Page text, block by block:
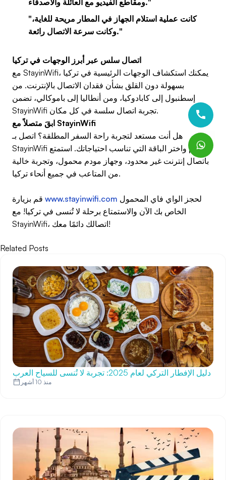
ومقاطع الفيديو مع العائلة والأصدقاء."
"كانت عملية استلام الجهاز في المطار مريحة للغاية،
وكانت سرعة الاتصال رائعة."
اتصال سلس عبر أبرز الوجهات في تركيا
مع StayinWifi، يمكنك استكشاف الوجهات الرئيسية في تركيا
بسهولة دون القلق بشأن فقدان الاتصال بالإنترنت. من
إسطنبول إلى كابادوكيا، ومن أنطاليا إلى باموكالي، تضمن
StayinWifi تجربة اتصال سلسة في كل مكان.
ابقَ متصلاً مع StayinWifi
هل أنت مستعد لتجربة راحة السفر المطلقة؟ اتصل بـ
StayinWifi اليوم واختر الباقة التي تناسب احتياجاتك. استمتع
باتصال إنترنت غير محدود، وجهاز مودم محمول، وتجربة خالية
من المتاعب في جميع أنحاء تركيا.
www.stayinwifi.com
الخاص بك الآن والاستمتاع برحلة لا تُنسى في تركيا! مع
StayinWifi، اتصالك دائمًا معك!
Related Posts
دليل الإفطار التركي لعام 2025: تجربة لا تُنسى للسياح العرب
منذ 10 أشهر